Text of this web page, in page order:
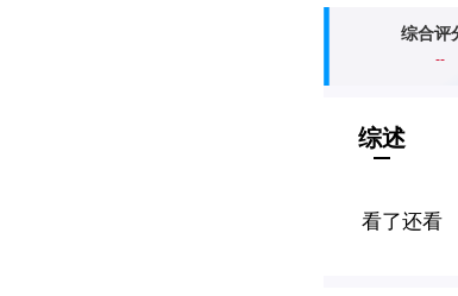
综合评
--
综述
看了还看